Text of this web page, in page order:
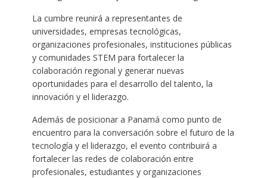
La cumbre reunirá a representantes de
universidades, empresas tecnológicas,
organizaciones profesionales, instituciones públicas
y comunidades STEM para fortalecer la
colaboración regional y generar nuevas
oportunidades para el desarrollo del talento, la
innovación y el liderazgo.
Además de posicionar a Panamá como punto de
encuentro para la conversación sobre el futuro de la
tecnología y el liderazgo, el evento contribuirá a
fortalecer las redes de colaboración entre
profesionales, estudiantes y organizaciones